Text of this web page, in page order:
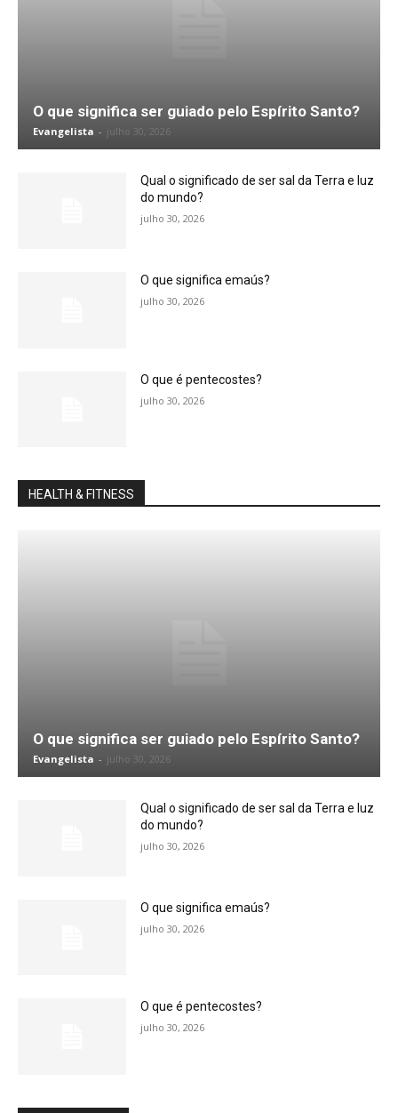
O que significa ser guiado pelo Espírito Santo?
Evangelista - julho 30, 2026
Qual o significado de ser sal da Terra e luz
do mundo?
julho 30, 2026
O que significa emaús?
julho 30, 2026
O que é pentecostes?
julho 30, 2026
HEALTH & FITNESS
O que significa ser guiado pelo Espírito Santo?
Evangelista - julho 30, 2026
Qual o significado de ser sal da Terra e luz
do mundo?
julho 30, 2026
O que significa emaús?
julho 30, 2026
O que é pentecostes?
julho 30, 2026